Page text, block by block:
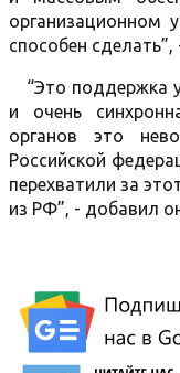
организационном
способен
“Это поддержка
и очень
органов это
Российской
перехватили за
из РФ”, - добавил